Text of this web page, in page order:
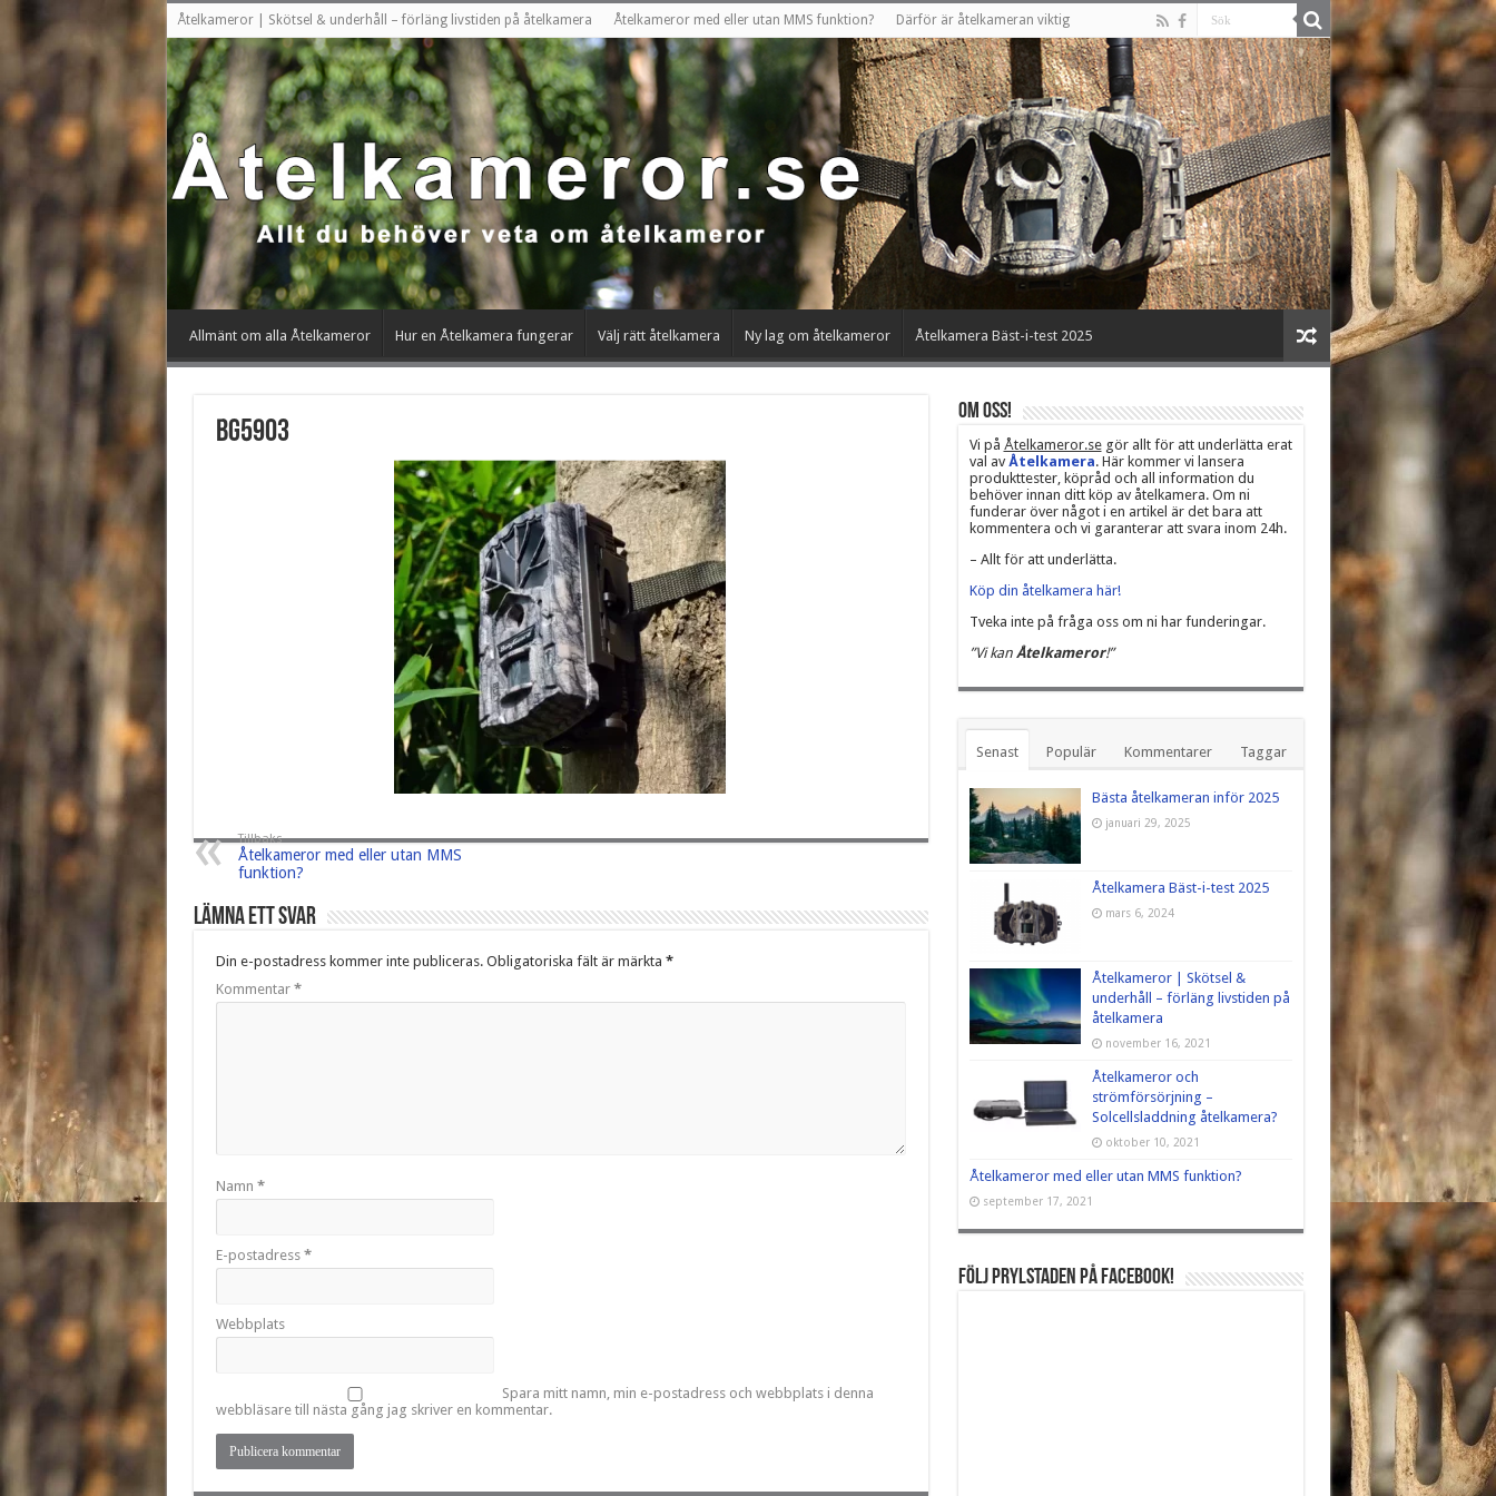
Åtelkameror | Skötsel & underhåll – förläng livstiden på åtelkamera Åtelkameror med eller utan MMS funktion? Därför är åtelkameran viktig
Allmänt om alla Åtelkameror Hur en Åtelkamera fungerar Välj rätt åtelkamera Ny lag om åtelkameror Åtelkamera Bäst-i-test 2025
bg5903
Tillbaks
Åtelkameror med eller utan MMS
funktion?
Lämna ett svar
Din e-postadress kommer inte publiceras. Obligatoriska fält är märkta *
Kommentar *
Namn *
E-postadress *
Webbplats
Spara mitt namn, min e-postadress och webbplats i denna
webbläsare till nästa gång jag skriver en kommentar.
Om oss!
Vi på Åtelkameror.segör allt för att underlätta erat
val av Åtelkamera. Här kommer vi lansera
produkttester, köpråd och all information du
behöver innan ditt köp av åtelkamera. Om ni
funderar över något i en artikel är det bara att
kommentera och vi garanterar att svara inom 24h.
– Allt för att underlätta.
Köp din åtelkamera här!
Tveka inte på fråga oss om ni har funderingar.
”Vi kan Åtelkameror!”
Senast Populär Kommentarer Taggar
Bästa åtelkameran inför 2025
januari 29, 2025
Åtelkamera Bäst-i-test 2025
mars 6, 2024
Åtelkameror | Skötsel &
underhåll – förläng livstiden på
åtelkamera
november 16, 2021
Åtelkameror och
strömförsörjning –
Solcellsladdning åtelkamera?
oktober 10, 2021
Åtelkameror med eller utan MMS funktion?
september 17, 2021
Följ Prylstaden på Facebook!